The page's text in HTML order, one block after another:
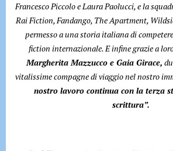
Francesco Piccolo e Laura Paolucci, e la
Rai Fiction, Fandango, The Apartment,
permesso a una storia italiana di
fiction internazionale. E infine grazie a
Margherita Mazzucco e Gaia Girace,
vitalissime compagne di viaggio nel nostro
nostro lavoro continua con la terza
scrittura”.